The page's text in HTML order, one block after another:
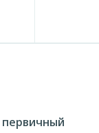
первичный